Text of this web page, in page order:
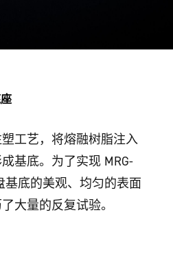
工艺，将熔融树脂注入
基底。为了实现 MRG-
基底的美观、均匀的表面
大量的反复试验。